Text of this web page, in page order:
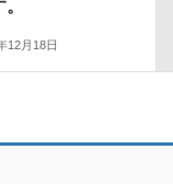
12月18日